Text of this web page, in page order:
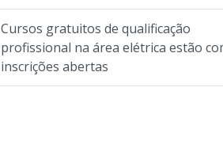
Cursos gratuitos de qualificação
profissional na área elétrica estão
inscrições abertas